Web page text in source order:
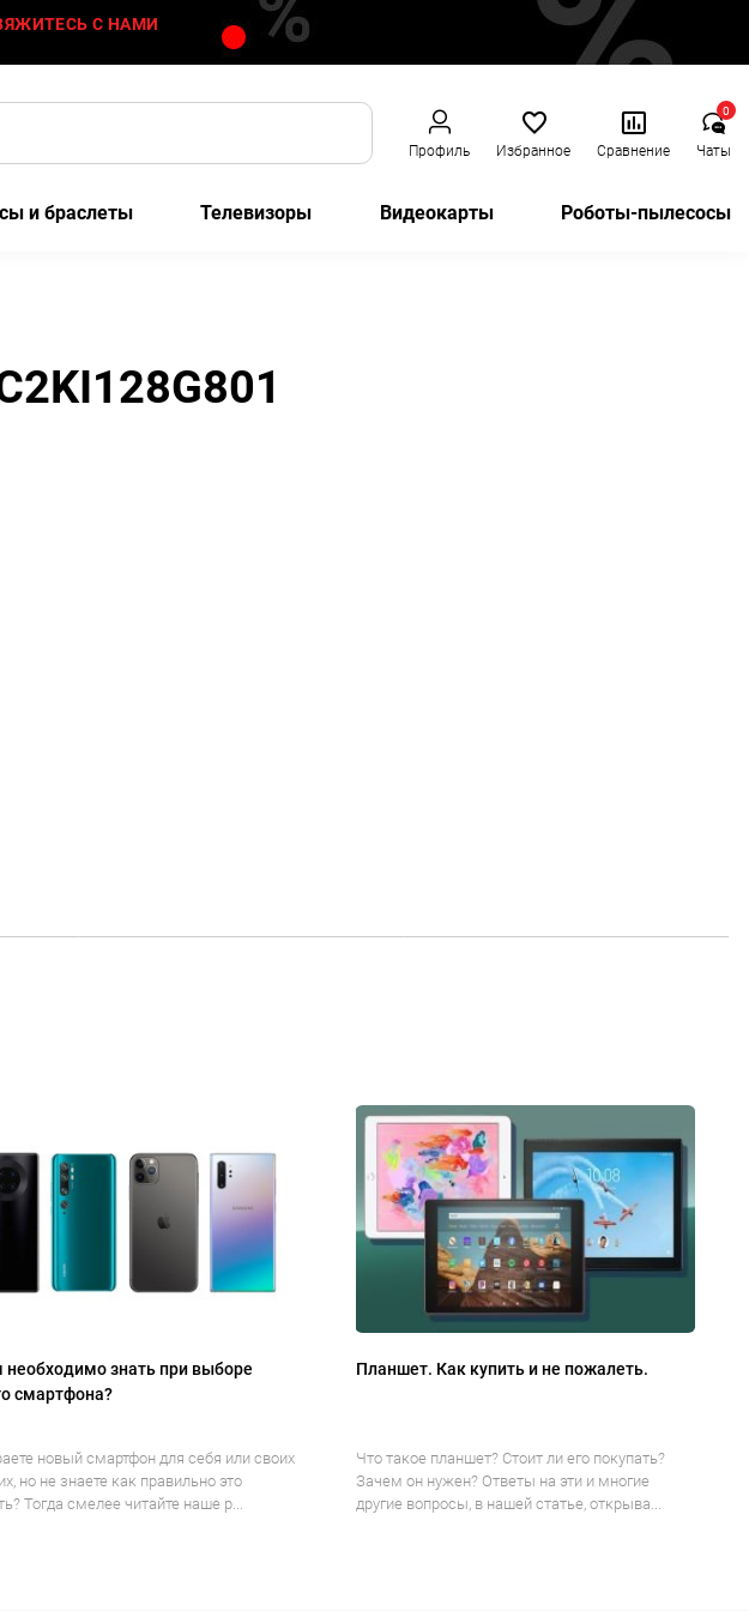
С НАМИ
Профиль Избранное Сравнение Чаты
0
и браслеты Телевизоры Видеокарты Роботы-пылесосы
необходимо знать при выборе
смартфона?
новый смартфон для себя или своих
но не знаете как правильно это
Тогда смелее читайте наше р...
Планшет. Как купить и не пожалеть.
Что такое планшет? Стоит ли его покупать?
Зачем он нужен? Ответы на эти и многие
другие вопросы, в нашей статье, открыва...